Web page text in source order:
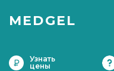
MEDGEL
Узнать
цены